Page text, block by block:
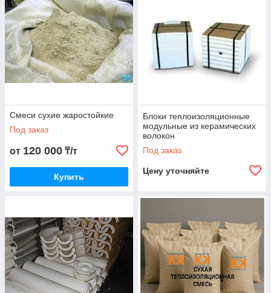
Смеси сухие жаростойкие
Под заказ
от 120 000 ₸/т
Купить
Блоки теплоизоляционные
модульные из керамических
волокон
Под заказ
Цену уточняйте